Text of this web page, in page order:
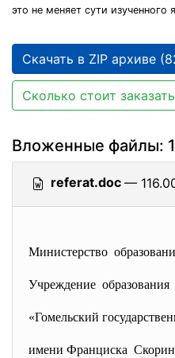
это не меняет сути изученного
Скачать в ZIP архиве
Сколько стоит
Вложенные файлы:
referat.doc —
Министерство
Учреждение образования
«Гомельский
имени Франциска